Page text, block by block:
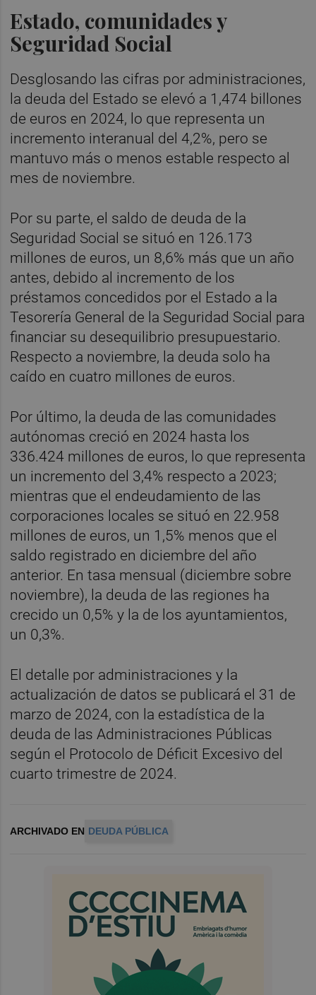
Estado, comunidades y
Seguridad Social
Desglosando las cifras por administraciones,
la deuda del Estado se elevó a 1,474 billones
de euros en 2024, lo que representa un
incremento interanual del 4,2%, pero se
mantuvo más o menos estable respecto al
mes de noviembre.
Por su parte, el saldo de deuda de la
Seguridad Social se situó en 126.173
millones de euros, un 8,6% más que un año
antes, debido al incremento de los
préstamos concedidos por el Estado a la
Tesorería General de la Seguridad Social para
financiar su desequilibrio presupuestario.
Respecto a noviembre, la deuda solo ha
caído en cuatro millones de euros.
Por último, la deuda de las comunidades
autónomas creció en 2024 hasta los
336.424 millones de euros, lo que representa
un incremento del 3,4% respecto a 2023;
mientras que el endeudamiento de las
corporaciones locales se situó en 22.958
millones de euros, un 1,5% menos que el
saldo registrado en diciembre del año
anterior. En tasa mensual (diciembre sobre
noviembre), la deuda de las regiones ha
crecido un 0,5% y la de los ayuntamientos,
un 0,3%.
El detalle por administraciones y la
actualización de datos se publicará el 31 de
marzo de 2024, con la estadística de la
deuda de las Administraciones Públicas
según el Protocolo de Déficit Excesivo del
cuarto trimestre de 2024.
ARCHIVADO EN DEUDA PÚBLICA